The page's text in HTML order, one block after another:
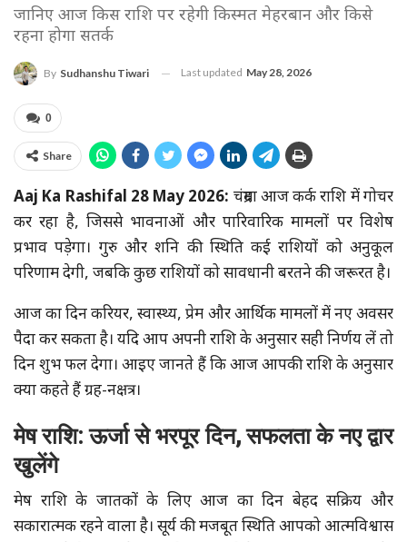
जानिए आज किस राशि पर रहेगी किस्मत मेहरबान और किसे
रहना होगा सतर्क
By Sudhanshu Tiwari Last updated May 28, 2026
0
Share
Aaj Ka Rashifal 28 May 2026: चंद्रमा आज कर्क राशि में गोचर
कर रहा है, जिससे भावनाओं और पारिवारिक मामलों पर विशेष
प्रभाव पड़ेगा। गुरु और शनि की स्थिति कई राशियों को अनुकूल
परिणाम देगी, जबकि कुछ राशियों को सावधानी बरतने की जरूरत है।
आज का दिन करियर, स्वास्थ्य, प्रेम और आर्थिक मामलों में नए अवसर
पैदा कर सकता है। यदि आप अपनी राशि के अनुसार सही निर्णय लें तो
दिन शुभ फल देगा। आइए जानते हैं कि आज आपकी राशि के अनुसार
क्या कहते हैं ग्रह-नक्षत्र।
मेष राशि: ऊर्जा से भरपूर दिन, सफलता के नए द्वार
खुलेंगे
मेष राशि के जातकों के लिए आज का दिन बेहद सक्रिय और
सकारात्मक रहने वाला है। सूर्य की मजबूत स्थिति आपको आत्मविश्वास